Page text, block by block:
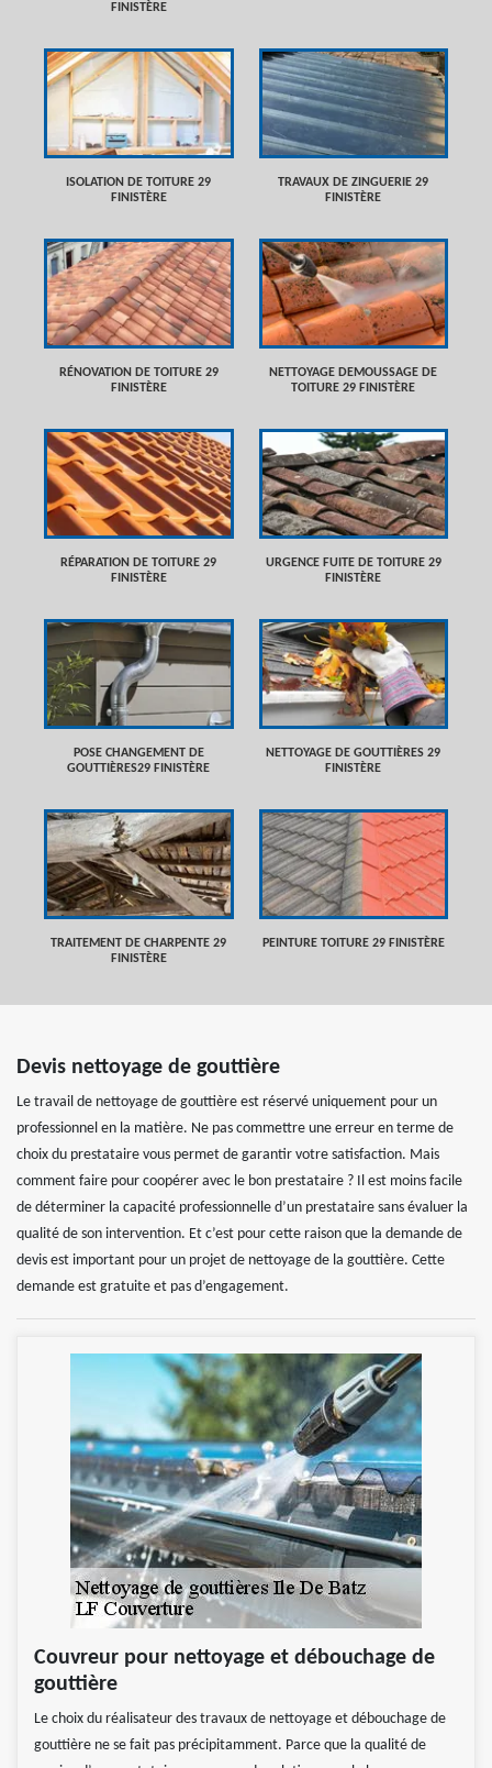
FINISTÈRE
ISOLATION DE TOITURE 29
FINISTÈRE
TRAVAUX DE ZINGUERIE 29
FINISTÈRE
RÉNOVATION DE TOITURE 29
FINISTÈRE
NETTOYAGE DEMOUSSAGE DE
TOITURE 29 FINISTÈRE
RÉPARATION DE TOITURE 29
FINISTÈRE
URGENCE FUITE DE TOITURE 29
FINISTÈRE
POSE CHANGEMENT DE
GOUTTIÈRES29 FINISTÈRE
NETTOYAGE DE GOUTTIÈRES 29
FINISTÈRE
TRAITEMENT DE CHARPENTE 29
FINISTÈRE
PEINTURE TOITURE 29 FINISTÈRE
Devis nettoyage de gouttière
Le travail de nettoyage de gouttière est réservé uniquement pour un
professionnel en la matière. Ne pas commettre une erreur en terme de
choix du prestataire vous permet de garantir votre satisfaction. Mais
comment faire pour coopérer avec le bon prestataire ? Il est moins facile
de déterminer la capacité professionnelle d’un prestataire sans évaluer la
qualité de son intervention. Et c’est pour cette raison que la demande de
devis est important pour un projet de nettoyage de la gouttière. Cette
demande est gratuite et pas d’engagement.
Couvreur pour nettoyage et débouchage de
gouttière
Le choix du réalisateur des travaux de nettoyage et débouchage de
gouttière ne se fait pas précipitamment. Parce que la qualité de